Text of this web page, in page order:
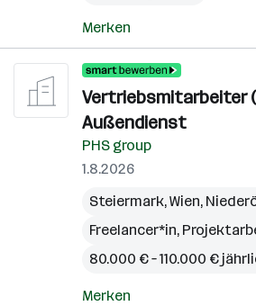
Merken
Vertriebsmitarbeiter
Außendienst
PHS group
1.8.2026
Steiermark,Wien,
Freelancer*in,
80.000 € – 110.000 €
Merken